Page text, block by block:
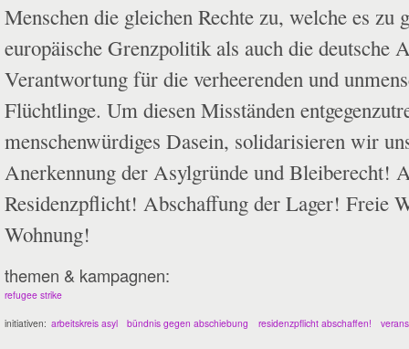
Menschen die gleichen Rechte zu, welche es zu
europäische Grenzpolitik als auch die deutsche
Verantwortung für die verheerenden und
Flüchtlinge. Um diesen Misständen
menschenwürdiges Dasein, solidarisieren wir
Anerkennung der Asylgründe und Bleiberecht!
Residenzpflicht! Abschaffung der Lager! Freie
Wohnung!
themen & kampagnen:
refugee strike
initiativen: arbeitskreis asyl bündnis gegen abschiebung residenzpflicht abschaffen!